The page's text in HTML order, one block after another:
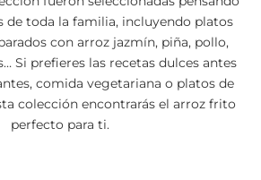
de toda la familia, incluyendo platos
con arroz jazmín, piña, pollo,
Si prefieres las recetas dulces antes
comida vegetariana o platos de
colección encontrarás el arroz frito
perfecto para ti.